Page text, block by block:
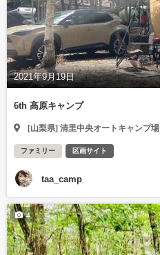
2021年9月19日
6th 高原キャンプ
[山梨県] 清里中央オートキャンプ場
ファミリー 区画サイト
taa_camp
4